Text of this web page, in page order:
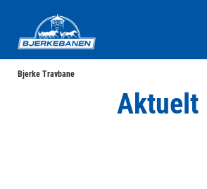
Bjerke Travbane
Aktuelt